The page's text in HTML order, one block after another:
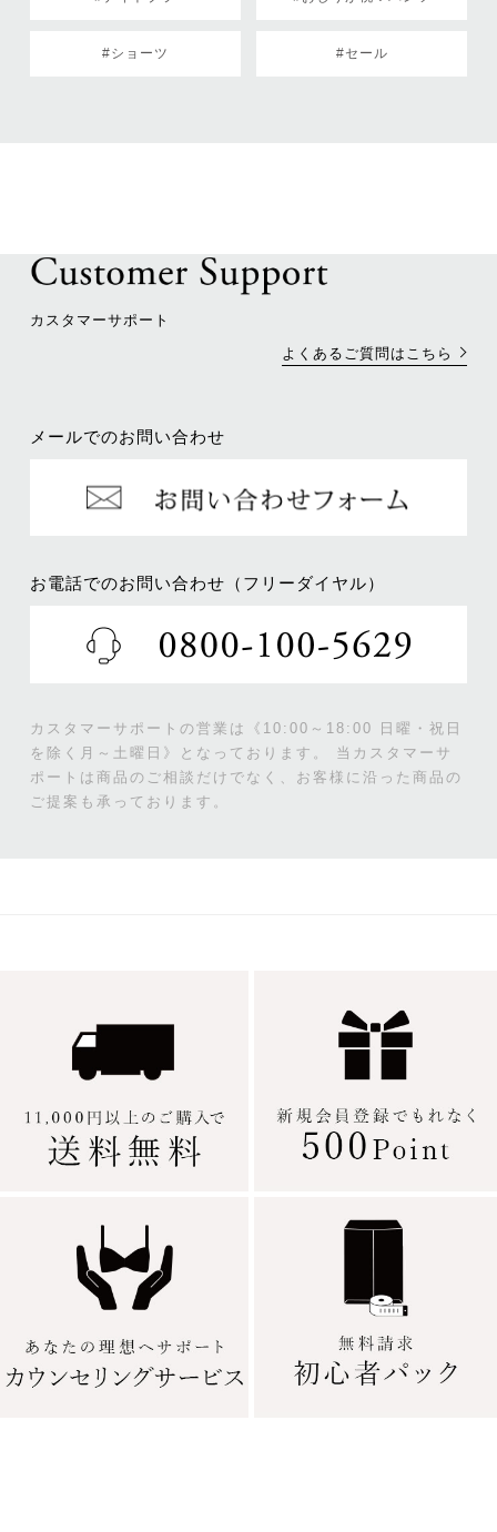
#ショーツ #セール
カスタマーサポート
よくあるご質問はこちら
メールでのお問い合わせ
お電話でのお問い合わせ（フリーダイヤル）
カスタマーサポートの営業は《10:00～18:00 日曜・祝日
を除く月～土曜日》となっております。
当カスタマーサ
ポートは商品のご相談だけでなく、お客様に沿った商品の
ご提案も承っております。